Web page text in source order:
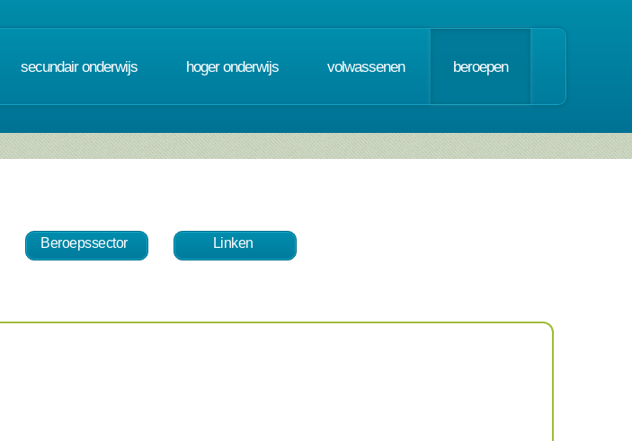
secundair onderwijs hoger onderwijs volwassenen beroepen
Beroepssector Linken